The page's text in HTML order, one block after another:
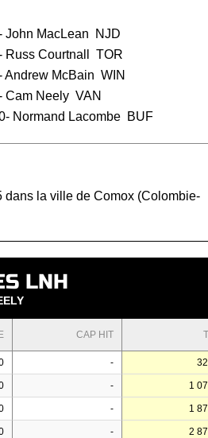
John MacLean
NJD
Russ Courtnall
TOR
Andrew McBain WIN
Cam NeelyVAN
Normand Lacombe BUF
dans la ville de Comox (Colombie-
LNH
CAP HIT
-
- 1
- 1
- 2